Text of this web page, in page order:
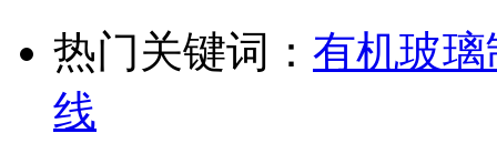
热门关键词： 有机玻璃
线